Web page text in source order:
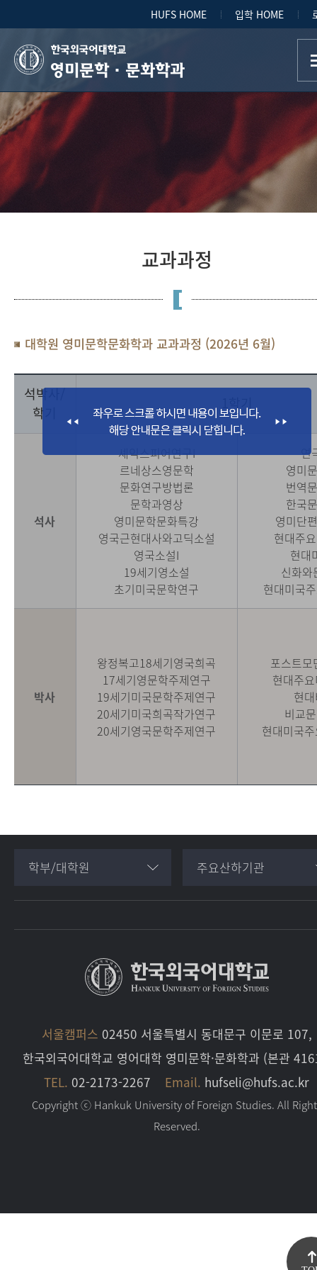
HUFS HOME 입학 HOME
영미문학·문화학과
교과과정
대학원 영미문학문화학과 교과과정 (2026년 6월)
석박사/
학기
1학기
석사
셰익스피어연구I
르네상스영문학
문화연구방법론
문학과영상
영미문학문화특강
영국근현대사와고딕소설
영국소설I
19세기영소설
초기미국문학연구
연
영미
번역
한국
영미단
현대주
현대
신화와
현대미국
박사
왕정복고18세기영국희곡
17세기영문학주제연구
19세기미국문학주제연구
20세기미국희곡작가연구
20세기영국문학주제연구
포스트모
현대주
현
비교
현대미국
학부/대학원 주요산하기관
서울캠퍼스 02450 서울특별시 동대문구 이문로 107,
한국외국어대학교 영어대학 영미문학·문화학과 (본관
TEL. 02-2173-2267 Email. hufseli@hufs.ac.kr
Copyright ⓒ Hankuk University of Foreign Studies. All
Reserved.